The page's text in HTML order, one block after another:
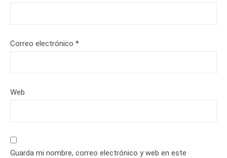
Correo electrónico *
Web
Guarda mi nombre, correo electrónico y web en este